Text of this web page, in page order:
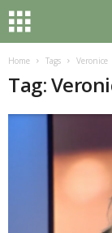
Home Tags Veronice
Tag: